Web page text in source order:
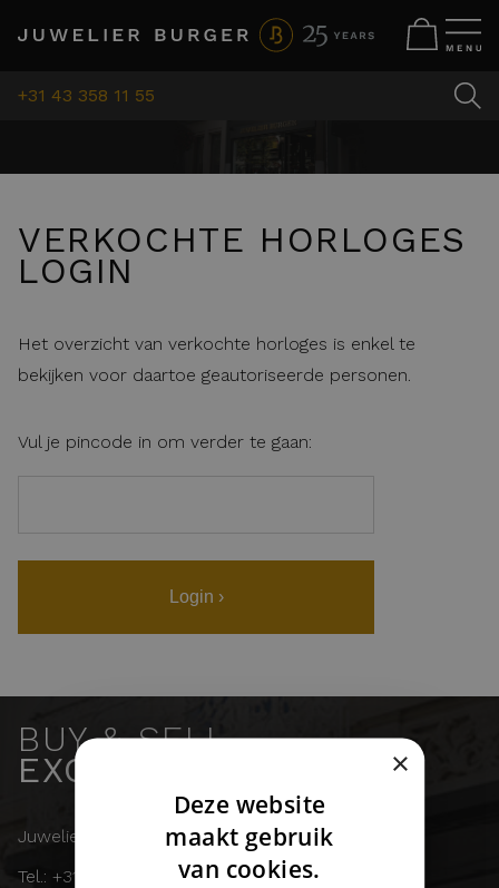
+31 43 358 11 55
VERKOCHTE HORLOGES
LOGIN
Het overzicht van verkochte horloges is enkel te
bekijken voor daartoe geautoriseerde personen.
Vul je pincode in om verder te gaan:
Login ›
BUY & SELL
EXCLUSIVE WATCHES
Juwelier Burger
Tel.: +31 (0)43 358 11 55
×
Deze website
maakt gebruik
van cookies.